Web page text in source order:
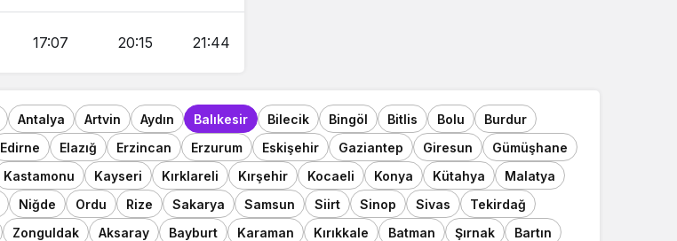
17:07 20:15 21:44
Antalya Artvin Aydın Balıkesir Bilecik Bingöl Bitlis Bolu
Burdur
Edirne Elazığ Erzincan Erzurum Eskişehir Gaziantep Giresun
Gümüşhane
Kastamonu Kayseri Kırklareli Kırşehir Kocaeli Konya Kütahya
Malatya
Niğde Ordu Rize Sakarya Samsun Siirt Sinop Sivas
Tekirdağ
Zonguldak Aksaray Bayburt Karaman Kırıkkale Batman Şırnak
Bartın